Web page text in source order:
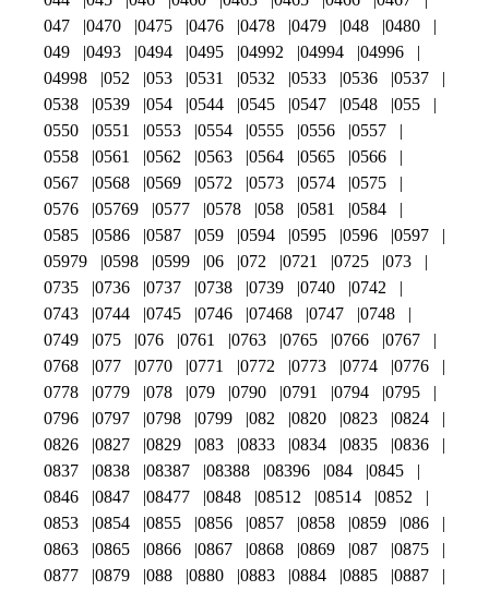
047
0470 0475 0476 0478 0479 048
0480
049
0493 0494 0495 04992 04994
04996
04998
052 053 0531 0532 0533 0536
0537
0538
0539 054 0544 0545 0547 0548
055
0550
0551 0553 0554 0555 0556
0557
0558
0561 0562 0563 0564 0565
0566
0567
0568 0569 0572 0573 0574
0575
0576
05769 0577 0578 058 0581
0584
0585
0586 0587 059 0594 0595 0596
0597
05979
0598 0599 06 072 0721 0725
073
0735
0736 0737 0738 0739 0740
0742
0743
0744 0745 0746 07468 0747
0748
0749
075 076 0761 0763 0765 0766
0767
0768
077 0770 0771 0772 0773 0774
0776
0778
0779 078 079 0790 0791 0794
0795
0796
0797 0798 0799 082 0820 0823
0824
0826
0827 0829 083 0833 0834 0835
0836
0837
0838 08387 08388 08396 084
0845
0846
0847 08477 0848 08512 08514
0852
0853
0854 0855 0856 0857 0858 0859
086
0863
0865 0866 0867 0868 0869 087
0875
0877
0879 088 0880 0883 0884 0885
0887